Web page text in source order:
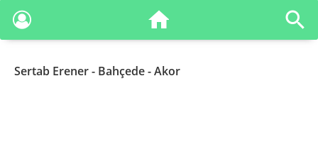
Sertab Erener- Bahçede - Akor